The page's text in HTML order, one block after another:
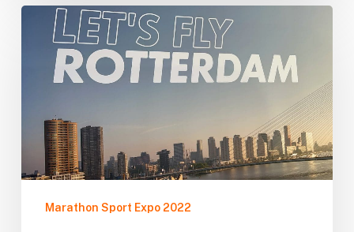
lanceert
nieuwe
standbeleving
Marathon Sport Expo 2022